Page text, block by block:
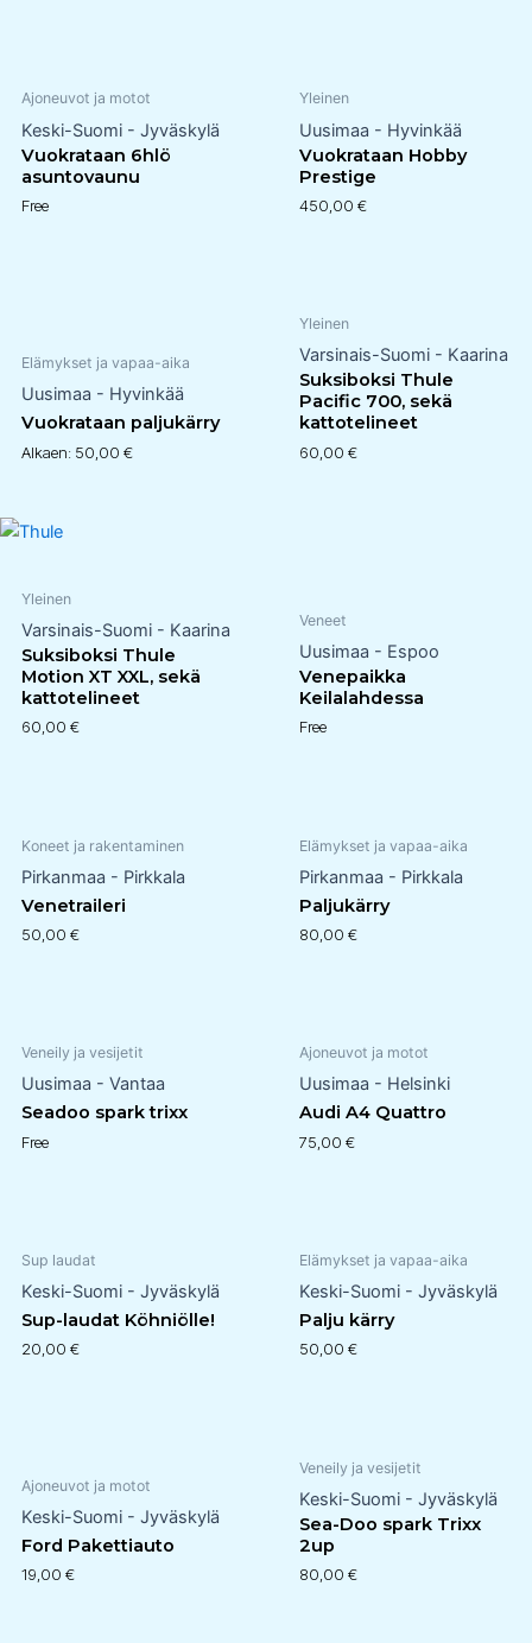
Ajoneuvot ja motot
Keski-Suomi - Jyväskylä
Vuokrataan 6hlö
asuntovaunu
Free
Yleinen
Uusimaa - Hyvinkää
Vuokrataan Hobby
Prestige
450,00 €
Elämykset ja vapaa-aika
Uusimaa - Hyvinkää
Vuokrataan paljukärry
Alkaen: 50,00 €
Yleinen
Varsinais-Suomi - Kaarina
Suksiboksi Thule
Pacific 700, sekä
kattotelineet
60,00 €
Yleinen
Varsinais-Suomi - Kaarina
Suksiboksi Thule
Motion XT XXL, sekä
kattotelineet
60,00 €
Veneet
Uusimaa - Espoo
Venepaikka
Keilalahdessa
Free
Koneet ja rakentaminen
Pirkanmaa - Pirkkala
Venetraileri
50,00 €
Elämykset ja vapaa-aika
Pirkanmaa - Pirkkala
Paljukärry
80,00 €
Veneily ja vesijetit
Uusimaa - Vantaa
Seadoo spark trixx
Free
Ajoneuvot ja motot
Uusimaa - Helsinki
Audi A4 Quattro
75,00 €
Sup laudat
Keski-Suomi - Jyväskylä
Sup-laudat Köhniölle!
20,00 €
Elämykset ja vapaa-aika
Keski-Suomi - Jyväskylä
Palju kärry
50,00 €
Ajoneuvot ja motot
Keski-Suomi - Jyväskylä
Ford Pakettiauto
19,00 €
Veneily ja vesijetit
Keski-Suomi - Jyväskylä
Sea-Doo spark Trixx
2up
80,00 €